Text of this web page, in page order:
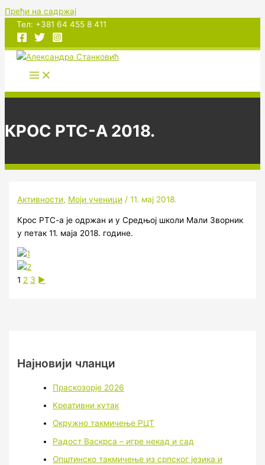
Пређи на садржај
Тел: +381 64 455 8 411
КРОС РТС-А 2018.
Активности, Моји ученици /11. мај 2018.
Крос РТС-а је одржан и у Средњој школи Мали Зворник
у петак 11. маја 2018. године.
1 2 3 ►
Најновији чланци
Праскозорје 2026
Креативни кутак
Окружно такмичење РЦТ
Радост Васкрса – игре некад и сад
Општинско такмичење из српског језика и